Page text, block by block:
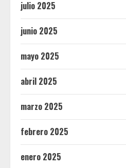
julio 2025
junio 2025
mayo 2025
abril 2025
marzo 2025
febrero 2025
enero 2025